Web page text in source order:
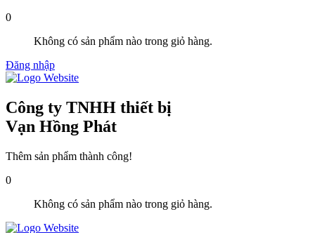
0
Không có sản phẩm nào trong giỏ hàng.
Đăng nhập
Công ty TNHH thiết bị
Vạn Hồng Phát
Thêm sản phẩm thành công!
0
Không có sản phẩm nào trong giỏ hàng.